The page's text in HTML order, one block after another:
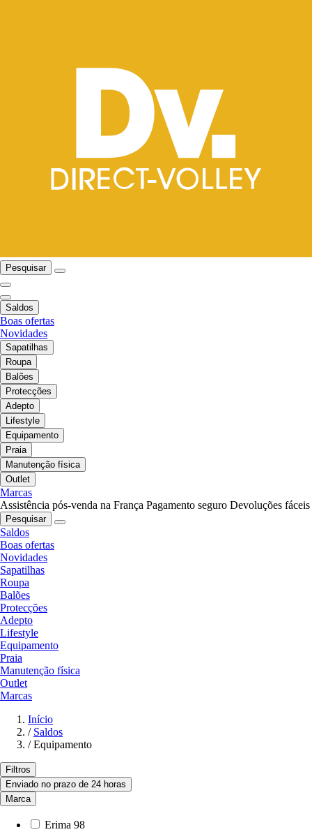
Pesquisar
Saldos
Boas ofertas
Novidades
Sapatilhas
Roupa
Balões
Protecções
Adepto
Lifestyle
Equipamento
Praia
Manutenção física
Outlet
Marcas
Assistência pós-venda na França Pagamento seguro Devoluções fáceis
Pesquisar
Saldos
Boas ofertas
Novidades
Sapatilhas
Roupa
Balões
Protecções
Adepto
Lifestyle
Equipamento
Praia
Manutenção física
Outlet
Marcas
Início
/ Saldos
/ Equipamento
Filtros
Enviado no prazo de 24 horas
Marca
Erima 98